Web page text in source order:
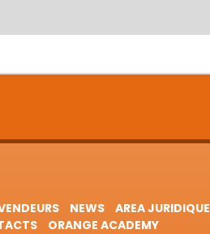
NEWS AREA JURIDIQUE
ORANGE ACADEMY